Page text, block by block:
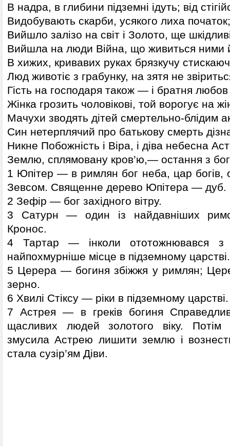
В надра, в глибини підземні ідуть; від
Видобувають скарби, усякого лиха
Вийшло залізо на світ і Золото, ще
Вийшла на люди Війна, що живиться ними
В хижих, кривавих руках брязкучу
Люд животіє з грабунку, на зятя не
Гість на господаря також — і братня
Жінка грозить чоловікові, той ворогує на
Мачухи зводять дітей смертельно-блідим
Син нетерплячий про батькову смерть
Никне Побожність і Віра, і діва небесна
Землю, сплямовану кров’ю,— остання з
1 Юпітер — в римлян бог неба, цар богів,
Зевсом. Священне дерево Юпітера — дуб.
2 Зефір — бог західного вітру.
3 Сатурн — один із найдавніших
Кронос.
4 Тартар — інколи ототожнювався з
найпохмурніше місце в підземному
5 Церера — богиня збіжжя у римлян;
зерно.
6 Хвилі Стіксу — ріки в підземному царстві.
7 Астрея — в греків богиня
щасливих людей золотого віку. Потім
змусила Астрею лишити землю і
стала сузір’ям Діви.